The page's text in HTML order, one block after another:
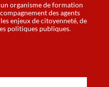
organisme de formation
des agents
enjeux de citoyenneté, de
politiques publiques.